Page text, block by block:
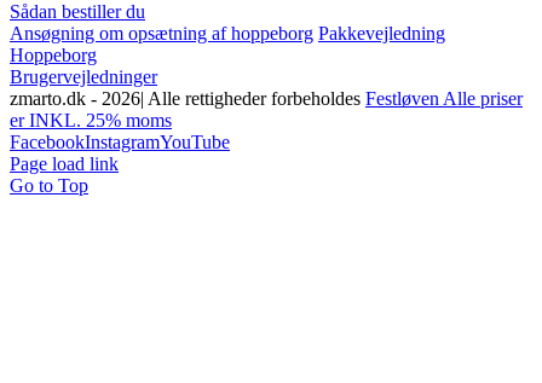
Sådan bestiller du
Ansøgning om opsætning af hoppeborg Pakkevejledning
Hoppeborg
Brugervejledninger
zmarto.dk - 2026| Alle rettigheder forbeholdes Festløven Alle priser
er INKL. 25% moms
FacebookInstagramYouTube
Page load link
Go to Top